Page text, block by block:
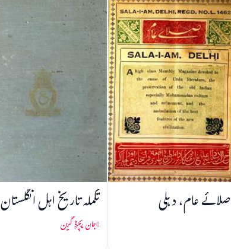
صلائے عام، دہلی تکملہ تاریخ اہل انگلستان
جان ریچرڈ گرین